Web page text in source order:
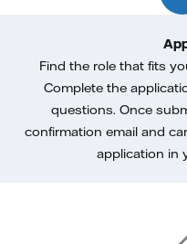
Find the role that fits
Complete the
questions. Once
confirmation email and
application in